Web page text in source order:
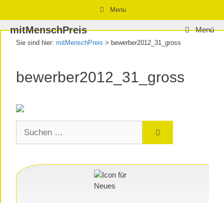
Inhalt
springen
Navigation
springen
Inhalt
springen
Menu
mitMenschPreis Menü
Sie sind hier: mitMenschPreis > bewerber2012_31_gross
bewerber2012_31_gross
nach: